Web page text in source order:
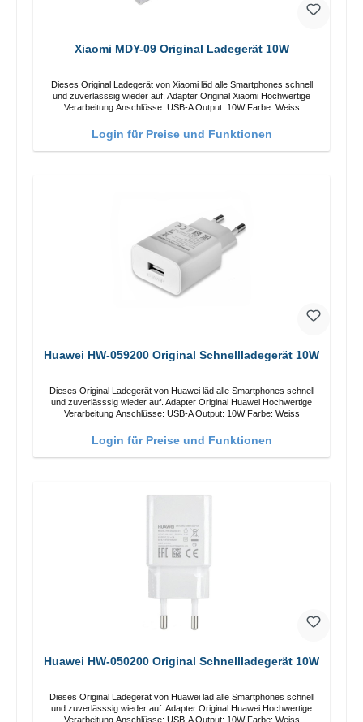
Xiaomi MDY-09 Original Ladegerät 10W
Dieses Original Ladegerät von Xiaomi läd alle Smartphones schnell
und zuverlässsig wieder auf. Adapter Original Xiaomi Hochwertige
Verarbeitung Anschlüsse: USB-A Output: 10W Farbe: Weiss
Login für Preise und Funktionen
Huawei HW-059200 Original Schnellladegerät 10W
Dieses Original Ladegerät von Huawei läd alle Smartphones schnell
und zuverlässsig wieder auf. Adapter Original Huawei Hochwertige
Verarbeitung Anschlüsse: USB-A Output: 10W Farbe: Weiss
Login für Preise und Funktionen
Huawei HW-050200 Original Schnellladegerät 10W
Dieses Original Ladegerät von Huawei läd alle Smartphones schnell
und zuverlässsig wieder auf. Adapter Original Huawei Hochwertige
Verarbeitung Anschlüsse: USB-A Output: 10W Farbe: Weiss